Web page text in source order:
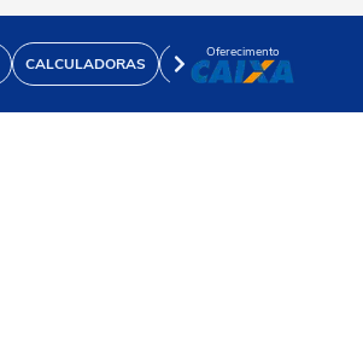
CALCULADORAS VÍDEOS
Oferecimento